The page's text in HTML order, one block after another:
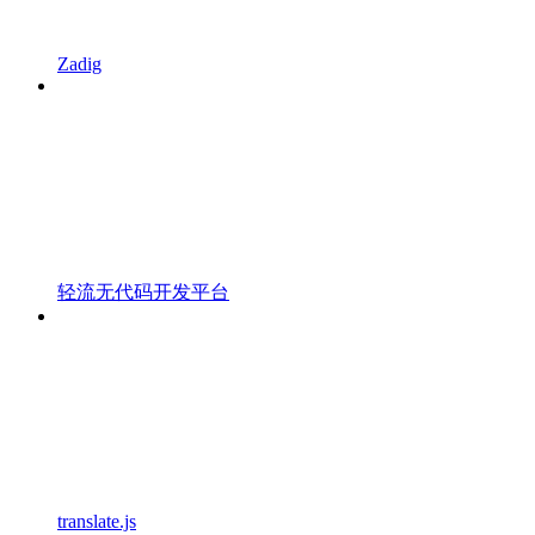
Zadig
轻流无代码开发平台
translate.js